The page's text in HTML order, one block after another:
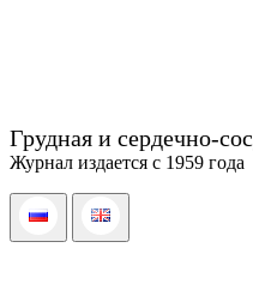
Грудная и сердечно-
Журнал издается с 1959 года